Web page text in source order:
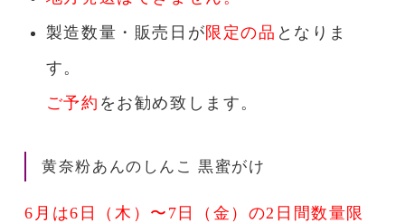
製造数量・販売日が 限定の品 となりま
す。
ご予約 をお勧め致します。
黄奈粉あんのしんこ 黒蜜がけ
6月は6日（木）〜7日（金）の2日間数量限